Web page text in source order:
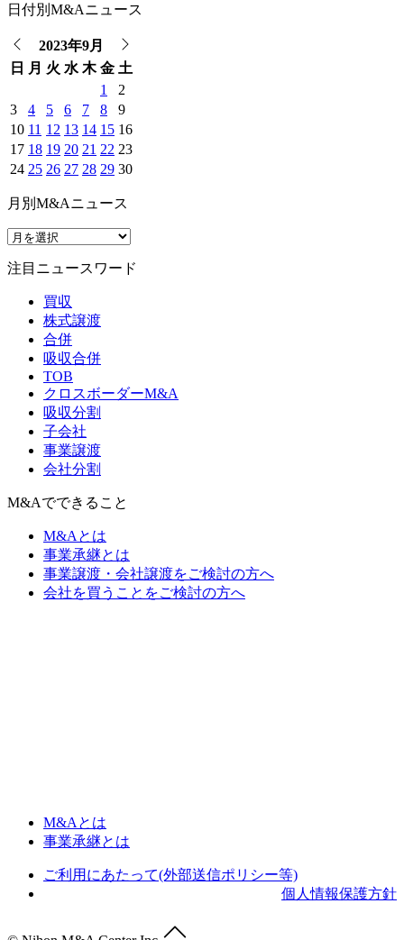
日付別M&Aニュース
2023年9月
日
月 火 水 木 金 土
1
2
3
4 5 6 7 8
9
10 11 12 13 14 15 16
17 18 19 20 21 22 23
24 25 26 27 28 29 30
月別M&Aニュース
注目ニュースワード
買収
株式譲渡
合併
吸収合併
TOB
クロスボーダーM&A
吸収分割
子会社
事業譲渡
会社分割
M&Aでできること
M&Aとは
事業承継とは
事業譲渡・会社譲渡をご検討の方へ
会社を買うことをご検討の方へ
M&Aとは
事業承継とは
ご利用にあたって(外部送信ポリシー等)
個人情報保護方針